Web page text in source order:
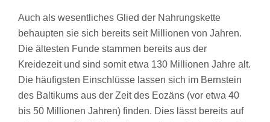
Auch als wesentliches Glied der Nahrungskette
behaupten sie sich bereits seit Millionen von Jahren.
Die ältesten Funde stammen bereits aus der
Kreidezeit und sind somit etwa 130 Millionen Jahre alt.
Die häufigsten Einschlüsse lassen sich im Bernstein
des Baltikums aus der Zeit des Eozäns (vor etwa 40
bis 50 Millionen Jahren) finden. Dies lässt bereits auf